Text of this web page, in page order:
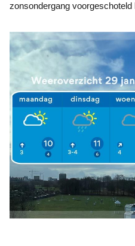
zonsondergang voorgeschoteld